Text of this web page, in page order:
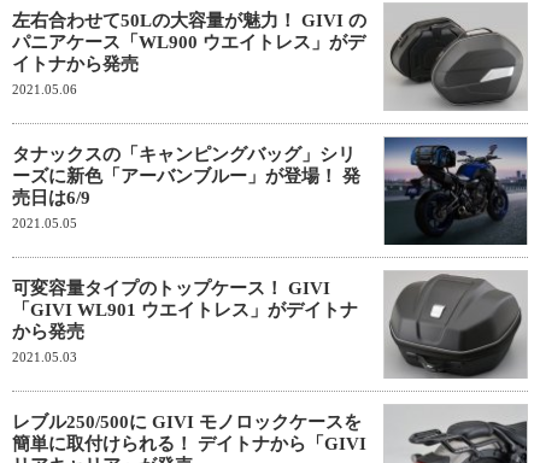
左右合わせて50Lの大容量が魅力！ GIVI の
パニアケース「WL900 ウエイトレス」がデ
イトナから発売
2021.05.06
タナックスの「キャンピングバッグ」シリ
ーズに新色「アーバンブルー」が登場！ 発
売日は6/9
2021.05.05
可変容量タイプのトップケース！ GIVI
「GIVI WL901 ウエイトレス」がデイトナ
から発売
2021.05.03
レブル250/500に GIVI モノロックケースを
簡単に取付けられる！ デイトナから「GIVI